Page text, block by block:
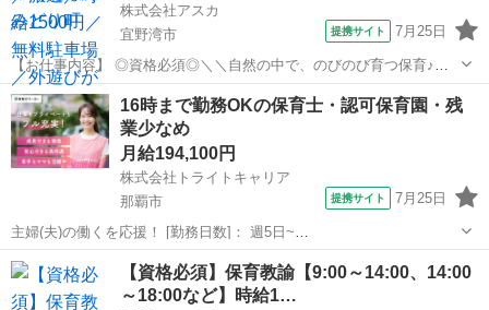
株式会社アスカ
宜野湾市
提携サイト 7月25日
【お仕事内容】 ◎資格必須◎＼＼自然の中で、のびのび育つ保育♪／
／ 宜野湾長田にある保育園で 私たちと一緒に働いてくれる保育士さん
を募集します☆彡 子ども達も先生も 「今日も楽しかった！」と笑顔に
なれる保育園を目指してい...
沖縄 宜野湾市 保育士
16時まで勤務OKの保育士・認可保育園・残
業少なめ
月給194,100円
株式会社トライトキャリア
那覇市
提携サイト 7月25日
主婦(夫)の働くを応援！ [勤務日数]： 週5日~
07:00~16:00/08:00~15:00/08:30~17:30/10:00~19:00 [勤務地・最寄
駅]： 沖縄県那覇市首里金城町2-71 非公開 明石駅徒...
沖縄 保育士
【資格必須】保育教諭【9:00～14:00、14:00
～18:00など】時給1…